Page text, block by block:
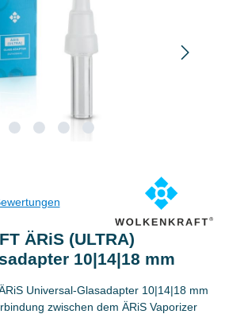
von 3.3 von 5 Sternen
ÄRiS (ULTRA)
10|14|18 mm
Universal-Glasadapter 10|14|18 mm
zwischen dem ÄRiS Vaporizer